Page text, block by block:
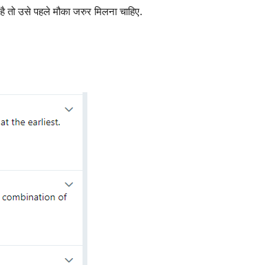
उसे पहले मौका जरुर मिलना चाहिए.